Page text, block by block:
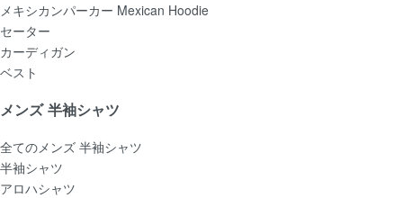
メキシカンパーカー Mexican Hoodie
セーター
カーディガン
ベスト
メンズ 半袖シャツ
全てのメンズ 半袖シャツ
半袖シャツ
アロハシャツ